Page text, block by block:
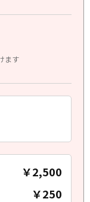
ます
￥2,500
￥250